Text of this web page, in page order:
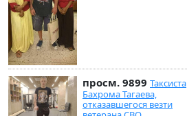
просм. 9899 Таксиста
Бахрома Тагаева,
отказавшегося везти